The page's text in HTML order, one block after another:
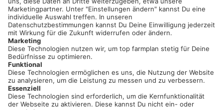
Neue Features, spannende Tipps und hilfreiche Anleitungen!
Registriere dich kostenlos!